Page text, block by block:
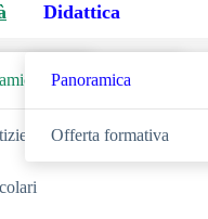
Didattica
Panoramica
Offerta formativa